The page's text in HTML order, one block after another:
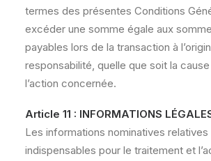
termes des présentes Conditions
excéder une somme égale aux
payables lors de la transaction à
responsabilité, quelle que soit la
l’action concernée.
Article 11 : INFORMATIONS
Les informations nominatives
indispensables pour le traitement et